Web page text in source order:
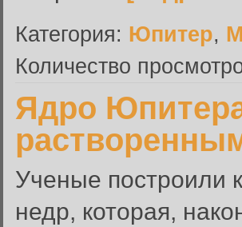
Категория: Юпитер,
Количество
Ядро
Ученые построили
недр, которая,